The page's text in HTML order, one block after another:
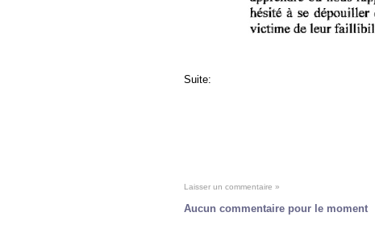
Suite:
Laisser un commentaire »
Aucun commentaire pour le moment